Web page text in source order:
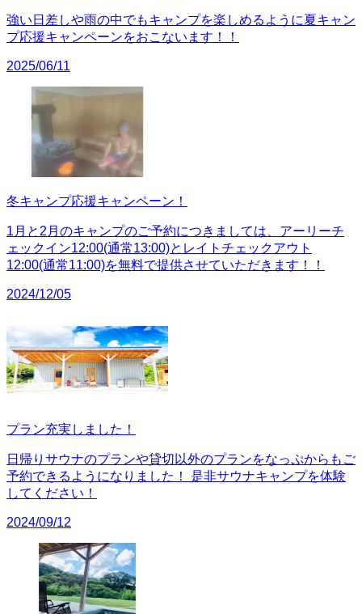
強い日差しや雨の中でもキャンプを楽しめるように夏キャン
プ応援キャンペーンをおこないます！！
2025/06/11
冬キャンプ応援キャンペーン！
1月と2月のキャンプのご予約につきましては、アーリーチ
ェックイン12:00(通常13:00)とレイトチェックアウト
12:00(通常11:00)を無料で提供させていただきます！！
2024/12/05
プラン充実しました！
日帰りサウナのプランや貸切以外のプランをなっぷからもご
予約できるようになりました！ 是非サウナキャンプを体験
してください！
2024/09/12